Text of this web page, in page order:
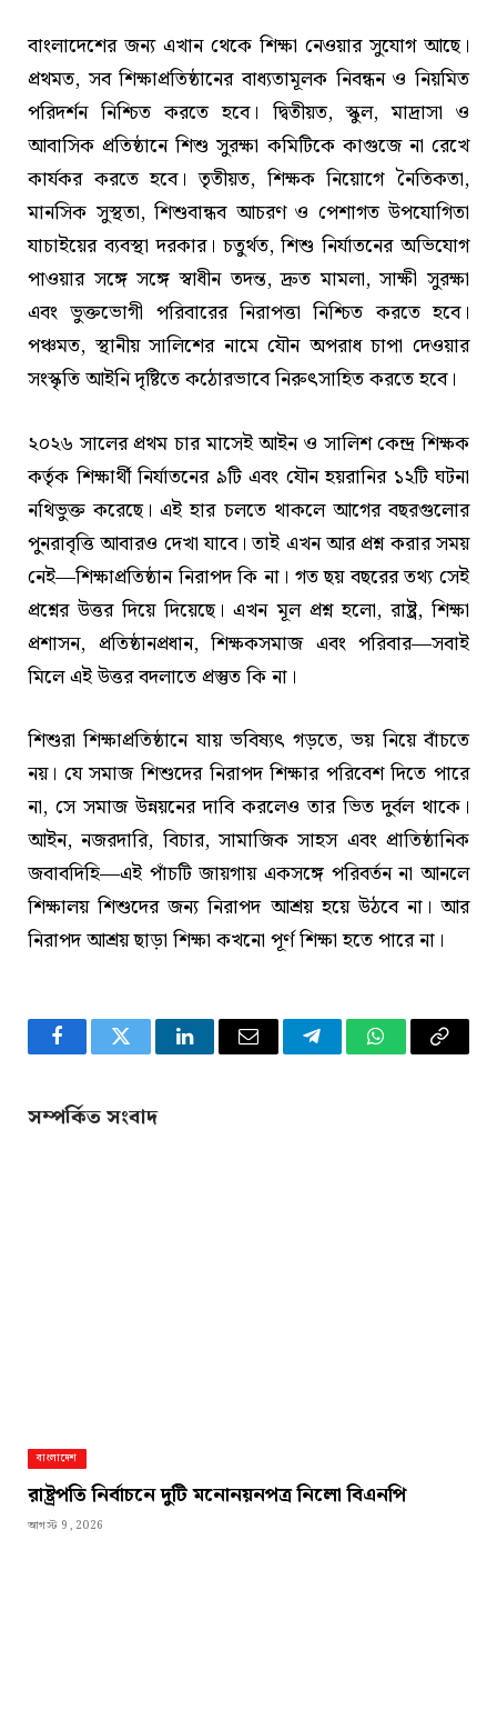
বাংলাদেশের জন্য এখান থেকে শিক্ষা নেওয়ার সুযোগ আছে।
প্রথমত, সব শিক্ষাপ্রতিষ্ঠানের বাধ্যতামূলক নিবন্ধন ও নিয়মিত
পরিদর্শন নিশ্চিত করতে হবে। দ্বিতীয়ত, স্কুল, মাদ্রাসা ও
আবাসিক প্রতিষ্ঠানে শিশু সুরক্ষা কমিটিকে কাগুজে না রেখে
কার্যকর করতে হবে। তৃতীয়ত, শিক্ষক নিয়োগে নৈতিকতা,
মানসিক সুস্থতা, শিশুবান্ধব আচরণ ও পেশাগত উপযোগিতা
যাচাইয়ের ব্যবস্থা দরকার। চতুর্থত, শিশু নির্যাতনের অভিযোগ
পাওয়ার সঙ্গে সঙ্গে স্বাধীন তদন্ত, দ্রুত মামলা, সাক্ষী সুরক্ষা
এবং ভুক্তভোগী পরিবারের নিরাপত্তা নিশ্চিত করতে হবে।
পঞ্চমত, স্থানীয় সালিশের নামে যৌন অপরাধ চাপা দেওয়ার
সংস্কৃতি আইনি দৃষ্টিতে কঠোরভাবে নিরুৎসাহিত করতে হবে।
২০২৬ সালের প্রথম চার মাসেই আইন ও সালিশ কেন্দ্র শিক্ষক
কর্তৃক শিক্ষার্থী নির্যাতনের ৯টি এবং যৌন হয়রানির ১২টি ঘটনা
নথিভুক্ত করেছে। এই হার চলতে থাকলে আগের বছরগুলোর
পুনরাবৃত্তি আবারও দেখা যাবে। তাই এখন আর প্রশ্ন করার সময়
নেই—শিক্ষাপ্রতিষ্ঠান নিরাপদ কি না। গত ছয় বছরের তথ্য সেই
প্রশ্নের উত্তর দিয়ে দিয়েছে। এখন মূল প্রশ্ন হলো, রাষ্ট্র, শিক্ষা
প্রশাসন, প্রতিষ্ঠানপ্রধান, শিক্ষকসমাজ এবং পরিবার—সবাই
মিলে এই উত্তর বদলাতে প্রস্তুত কি না।
শিশুরা শিক্ষাপ্রতিষ্ঠানে যায় ভবিষ্যৎ গড়তে, ভয় নিয়ে বাঁচতে
নয়। যে সমাজ শিশুদের নিরাপদ শিক্ষার পরিবেশ দিতে পারে
না, সে সমাজ উন্নয়নের দাবি করলেও তার ভিত দুর্বল থাকে।
আইন, নজরদারি, বিচার, সামাজিক সাহস এবং প্রাতিষ্ঠানিক
জবাবদিহি—এই পাঁচটি জায়গায় একসঙ্গে পরিবর্তন না আনলে
শিক্ষালয় শিশুদের জন্য নিরাপদ আশ্রয় হয়ে উঠবে না। আর
নিরাপদ আশ্রয় ছাড়া শিক্ষা কখনো পূর্ণ শিক্ষা হতে পারে না।
FacebookTwitter LinkedInEmail TelegramWhatsApp
Copy
সম্পর্কিত সংবাদ
বাংলাদেশ
রাষ্ট্রপতি নির্বাচনে দুটি মনোনয়নপত্র নিলো বিএনপি
আগস্ট 9, 2026